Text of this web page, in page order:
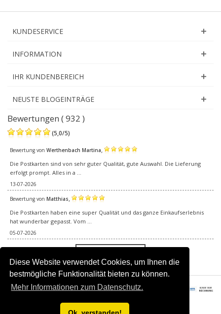
Diese Website verwendet Cookies, um Ihnen die
bestmögliche Funktionalität bieten zu können.
Mehr Informationen zum Datenschutz.
KUNDESERVICE
INFORMATION
IHR KUNDENBEREICH
NEUSTE BLOGEINTRÄGE
Bewertungen ( 932 )
(5,0/5)
Bewertung von Werthenbach Martina,
Die Postkarten sind von sehr guter Qualität, gute Auswahl. Die Lieferung
erfolgt prompt. Alles in a ...
13-07-2026
Bewertung von Matthias,
Die Postkarten haben eine super Qualität und das ganze Einkaufserlebnis
hat wunderbar gepasst. Vom ...
05-07-2026
© 2016–2026 Happy Postcards.Alle Rechte vorbehalten.